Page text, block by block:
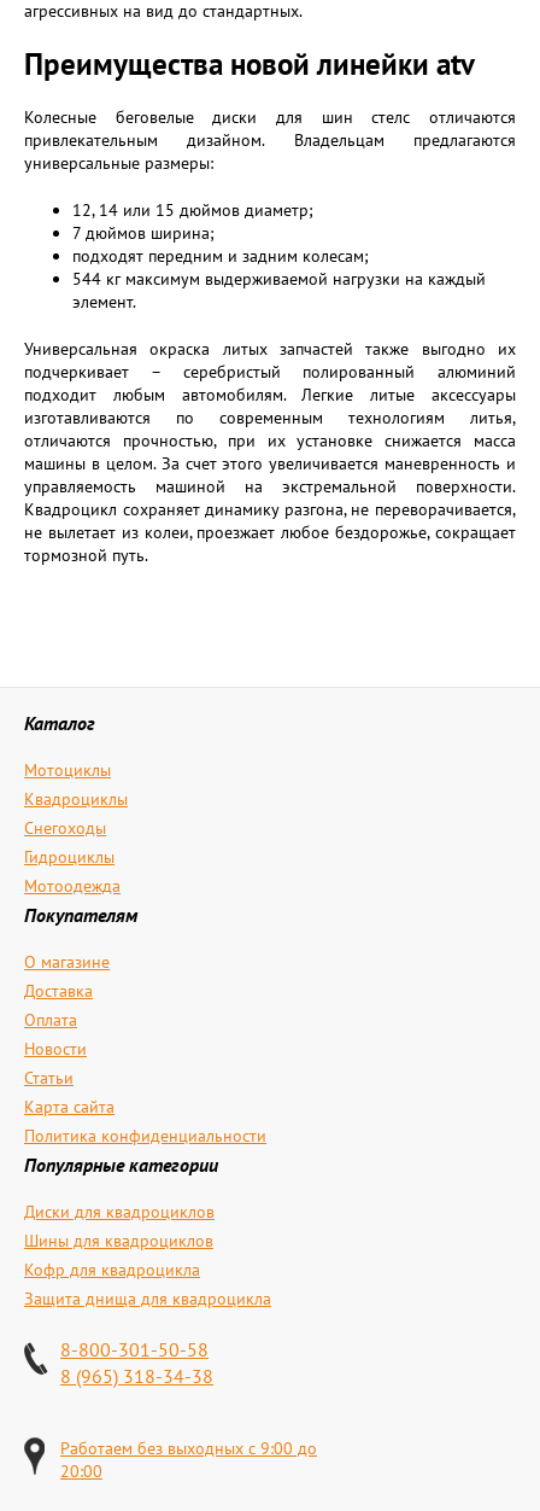
агрессивных на вид до стандартных.
Преимущества новой линейки atv
Колесные беговелые диски для шин стелс отличаются
привлекательным дизайном. Владельцам предлагаются
универсальные размеры:
12, 14 или 15 дюймов диаметр;
7 дюймов ширина;
подходят передним и задним колесам;
544 кг максимум выдерживаемой нагрузки на каждый
элемент.
Универсальная окраска литых запчастей также выгодно их
подчеркивает – серебристый полированный алюминий
подходит любым автомобилям. Легкие литые аксессуары
изготавливаются по современным технологиям литья,
отличаются прочностью, при их установке снижается масса
машины в целом. За счет этого увеличивается маневренность и
управляемость машиной на экстремальной поверхности.
Квадроцикл сохраняет динамику разгона, не переворачивается,
не вылетает из колеи, проезжает любое бездорожье, сокращает
тормозной путь.
Каталог
Мотоциклы
Квадроциклы
Снегоходы
Гидроциклы
Мотоодежда
Покупателям
О магазине
Доставка
Оплата
Новости
Статьи
Карта сайта
Политика конфиденциальности
Популярные категории
Диски для квадроциклов
Шины для квадроциклов
Кофр для квадроцикла
Защита днища для квадроцикла
8-800-301-50-58
8 (965) 318-34-38
Работаем без выходных с 9:00 до
20:00